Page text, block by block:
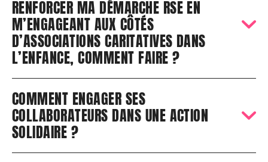
RENFORCER MA DÉMARCHE RSE EN
M’ENGAGEANT AUX CÔTÉS
D’ASSOCIATIONS CARITATIVES DANS
L’ENFANCE, COMMENT FAIRE ?
COMMENT ENGAGER SES
COLLABORATEURS DANS UNE ACTION
SOLIDAIRE ?